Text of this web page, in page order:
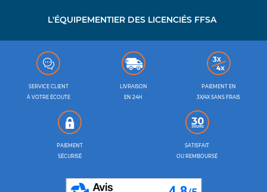
L'ÉQUIPEMENTIER DES LICENCIÉS FFSA
SERVICE CLIENT
À VOTRE ÉCOUTE
LIVRAISON
EN 24H
PAIEMENT EN
3X/4X SANS FRAIS
PAIEMENT
SÉCURISÉ
SATISFAIT
OU REMBOURSÉ